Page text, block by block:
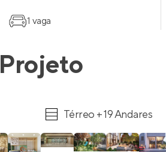
1 vaga
Projeto
Térreo + 19 Andares